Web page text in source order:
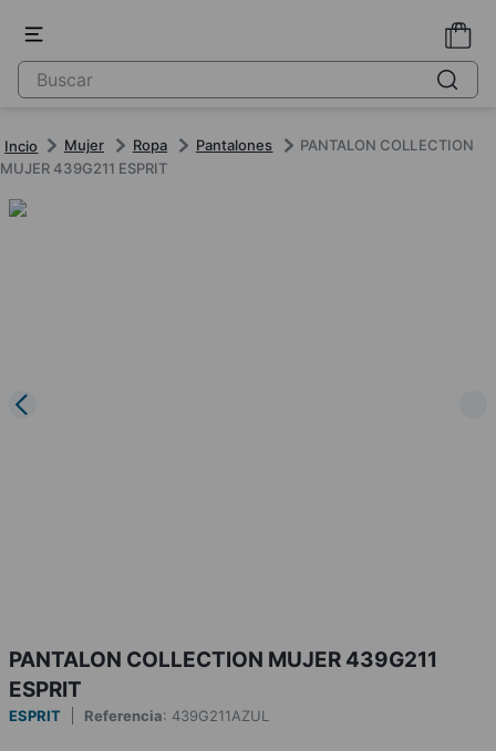
Mujer Ropa Pantalones
PANTALON COLLECTION
MUJER 439G211 ESPRIT
PANTALON COLLECTION MUJER 439G211
ESPRIT
ESPRIT Referencia: 439G211AZUL